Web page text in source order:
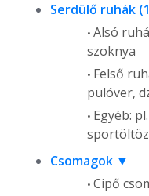
Serdülő ruhák
Alsó
szoknya
Felső
pulóver,
Egyéb:
Csomagok
Cipő